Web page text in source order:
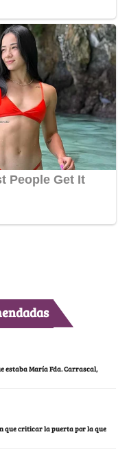
estaba María Fda. Carrascal,
que criticar la puerta por la que